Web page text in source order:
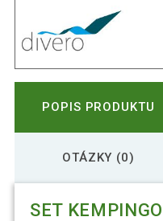
POPIS PRODUKTU
OTÁZKY (0)
SET